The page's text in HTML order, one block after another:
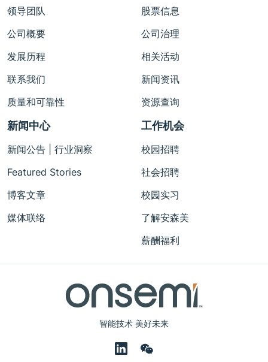
智能技术 美好未来
领导团队
公司概要
发展历程
联系我们
质量和可靠性
股票信息
公司治理
相关活动
新闻资讯
资源查询
新闻中心
新闻公告 | 行业洞察
Featured Stories
博客文章
媒体联络
工作机会
校园招聘
社会招聘
校园实习
了解安森美
薪酬福利